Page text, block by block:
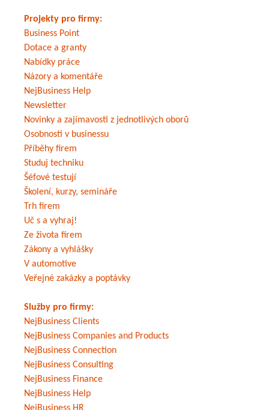
Projekty pro firmy:
Business Point
Dotace a granty
Nabídky práce
Názory a komentáře
NejBusiness Help
Newsletter
Novinky a zajímavosti z jednotlivých oborů
Osobnosti v businessu
Příběhy firem
Studuj techniku
Šéfové testují
Školení, kurzy, semináře
Trh firem
Uč s a vyhraj!
Ze života firem
Zákony a vyhlášky
V automotive
Veřejné zakázky a poptávky
Služby pro firmy:
NejBusiness Clients
NejBusiness Companies and Products
NejBusiness Connection
NejBusiness Consulting
NejBusiness Finance
NejBusiness Help